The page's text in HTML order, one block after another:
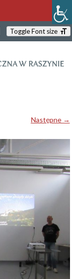
Toggle Font size
Następne →